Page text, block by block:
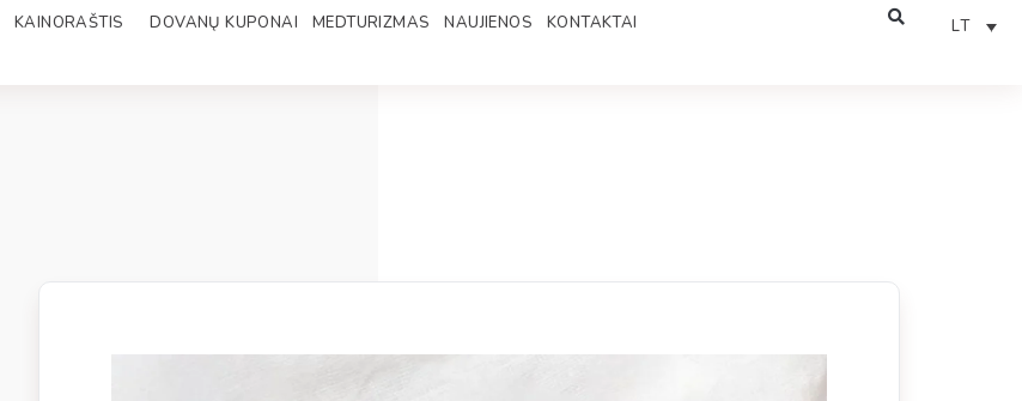
KAINORAŠTIS DOVANŲ KUPONAI MEDTURIZMAS NAUJIENOS KONTAKTAI LT